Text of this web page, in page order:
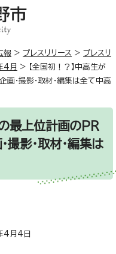
報 > プレスリリース > プレスリ
4月 >
【全国初！？】中高生が
・撮影・取材・編集は全て中高
の最上位計画のPR
影・取材・編集は
月4日